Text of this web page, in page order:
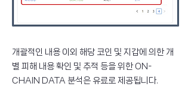
개괄적인 내용 이외 해당 코인 및 지갑에 의한 개
별 피해 내용 확인 및 추적 등을 위한 ON-
CHAIN DATA 분석은 유료로 제공됩니다.